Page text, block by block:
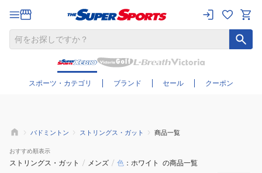
スポーツ・カテゴリ ブランド セール クーポン
さらに絞り込む
バドミントン ストリングス・ガット 商品一覧
おすすめ順表示
ストリングス・ガット / メンズ / 色 ホワイト の商品一覧